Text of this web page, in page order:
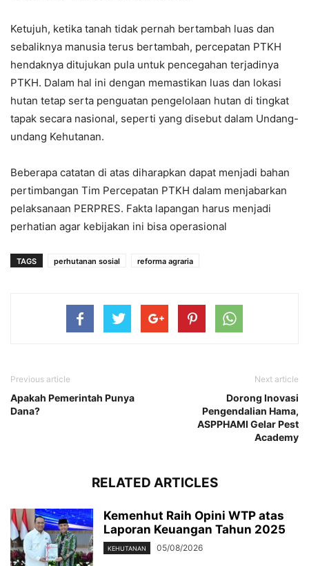
Ketujuh, ketika tanah tidak pernah bertambah luas dan
sebaliknya manusia terus bertambah, percepatan PTKH
hendaknya ditujukan pula untuk pencegahan terjadinya
PTKH. Dalam hal ini dengan memastikan luas dan lokasi
hutan tetap serta penguatan pengelolaan hutan di tingkat
tapak secara nasional, seperti yang disebut dalam Undang-
undang Kehutanan.
Beberapa catatan di atas diharapkan dapat menjadi bahan
pertimbangan Tim Percepatan PTKH dalam menjabarkan
pelaksanaan PERPRES. Fakta lapangan harus menjadi
perhatian agar kebijakan ini bisa operasional
TAGS perhutanan sosial reforma agraria
Previous article
Apakah Pemerintah Punya
Dana?
Next article
Dorong Inovasi
Pengendalian Hama,
ASPPHAMI Gelar Pest
Academy
RELATED ARTICLES
Kemenhut Raih Opini WTP atas
Laporan Keuangan Tahun 2025
KEHUTANAN 05/08/2026